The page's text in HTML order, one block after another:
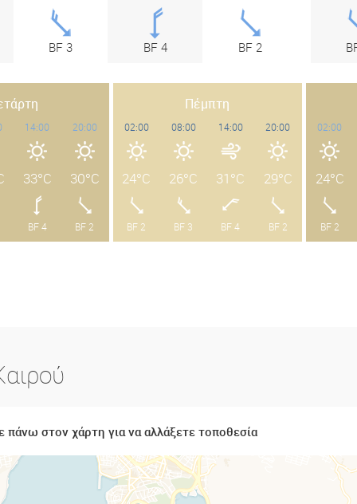
BF 3 BF 4 BF 2
14:00
33°C
BF 4
20:00
30°C
BF 2
Πέμπτη
02:00
24°C
BF 2
08:00
26°C
BF 3
14:00
31°C
BF 4
20:00
29°C
BF 2
02:00
24°C
BF 2
πάνω στον χάρτη για να αλλάξετε τοποθεσία